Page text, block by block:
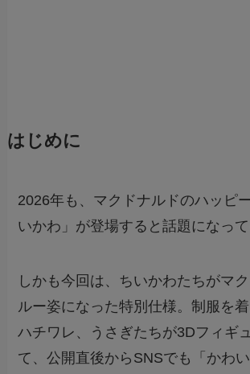
はじめに
2026年も、マクドナルドのハッピ
いかわ」が登場すると話題になって
しかも今回は、ちいかわたちがマ
ルー姿になった特別仕様。制服を
ハチワレ、うさぎたちが3Dフィギ
て、公開直後からSNSでも「かわ